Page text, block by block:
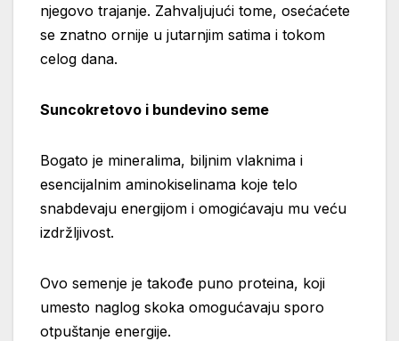
njegovo trajanje. Zahvaljujući tome, osećaćete
se znatno ornije u jutarnjim satima i tokom
celog dana.
Suncokretovo i bundevino seme
Bogato je mineralima, biljnim vlaknima i
esencijalnim aminokiselinama koje telo
snabdevaju energijom i omogićavaju mu veću
izdržljivost.
Ovo semenje je takođe puno proteina, koji
umesto naglog skoka omogućavaju sporo
otpuštanje energije.